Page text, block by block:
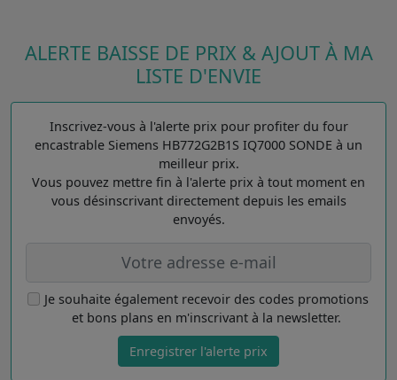
ALERTE BAISSE DE PRIX & AJOUT À MA
LISTE D'ENVIE
Inscrivez-vous à l'alerte prix pour profiter du four
encastrable Siemens HB772G2B1S IQ7000 SONDE à un
meilleur prix.
Vous pouvez mettre fin à l'alerte prix à tout moment en
vous désinscrivant directement depuis les emails
envoyés.
Je souhaite également recevoir des codes promotions
et bons plans en m'inscrivant à la newsletter.
Enregistrer l'alerte prix